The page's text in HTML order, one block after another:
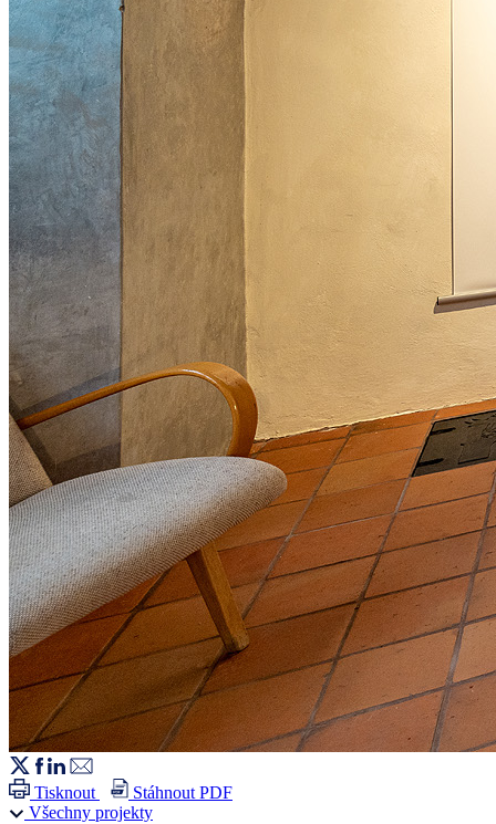
Tisknout
Stáhnout PDF
Všechny projekty